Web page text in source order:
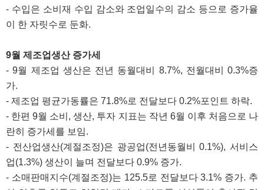
- 수입은 소비재 수입 감소와 조업일수의 감소 등으로 증가율
이 한 자릿수로 둔화.
9월 제조업생산 증가세
- 9월 제조업 생산은 전년 동월대비 8.7%, 전월대비 0.3%증
가.
- 제조업 평균가동률은 71.8%로 전달보다 0.2%포인트 하락.
- 한편 9월 소비, 생산, 투자 지표는 작년 6월 이후 처음으로 나
란히 증가세를 보임.
- 전산업생산(계절조정)은 광공업(전년동월비 0.1%), 서비스
업(1.3%) 생산이 늘며 전달보다 0.9% 증가.
- 소매판매지수(계절조정)는 125.5로 전달보다 3.1% 증가. 추